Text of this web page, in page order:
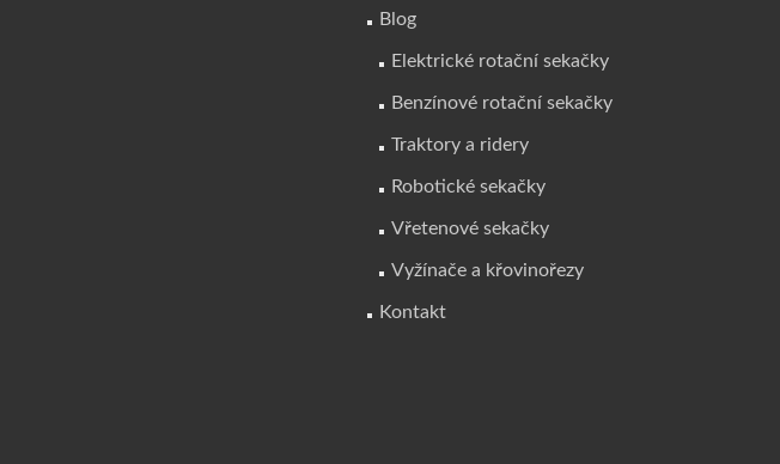
Blog
Elektrické rotační sekačky
Benzínové rotační sekačky
Traktory a ridery
Robotické sekačky
Vřetenové sekačky
Vyžínače a křovinořezy
Kontakt